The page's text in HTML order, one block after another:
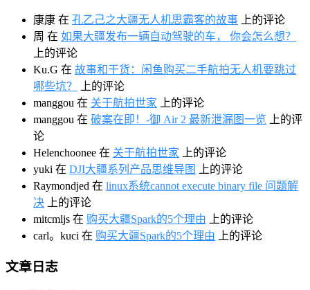
康康 在 孔乙己之大疆无人机思霸客的故事 上的评论
周 在 如果大疆发布一辆自动驾驶的车， 你会怎么想？
上的评论
Ku.G 在 故事和干货：闲鱼购买二手航拍无人机要跳过
哪些坑？
上的评论
manggou 在 关于航拍世家 上的评论
manggou 在 破案在即！-御 Air 2 最新泄漏图一览 上的评
论
Helenchoonee 在 关于航拍世家 上的评论
yuki 在 DJI大疆系列产品思维导图
上的评论
Raymondjed 在 linux系统cannot execute binary file 问题解
决 上的评论
mitcmljs 在 购买大疆Spark的5个理由 上的评论
carl。kuci 在 购买大疆Spark的5个理由 上的评论
文章日志